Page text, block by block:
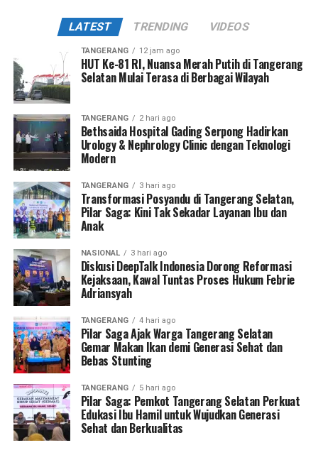
LATEST TRENDING VIDEOS
TANGERANG 12 jam ago
HUT Ke-81 RI, Nuansa Merah Putih di Tangerang
Selatan Mulai Terasa di Berbagai Wilayah
TANGERANG 2 hari ago
Bethsaida Hospital Gading Serpong Hadirkan
Urology & Nephrology Clinic dengan Teknologi
Modern
TANGERANG 3 hari ago
Transformasi Posyandu di Tangerang Selatan,
Pilar Saga: Kini Tak Sekadar Layanan Ibu dan
Anak
NASIONAL 3 hari ago
Diskusi DeepTalk Indonesia Dorong Reformasi
Kejaksaan, Kawal Tuntas Proses Hukum Febrie
Adriansyah
TANGERANG 4 hari ago
Pilar Saga Ajak Warga Tangerang Selatan
Gemar Makan Ikan demi Generasi Sehat dan
Bebas Stunting
TANGERANG 5 hari ago
Pilar Saga: Pemkot Tangerang Selatan Perkuat
Edukasi Ibu Hamil untuk Wujudkan Generasi
Sehat dan Berkualitas